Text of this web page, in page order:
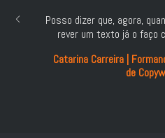
Posso dizer que, agora,
rever um texto já o faço
Catarina Carreira |
de